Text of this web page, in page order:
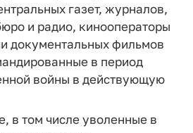
газет, журналов,
и радио, кинооператоры
документальных фильмов
в период
войны в действующую
в том числе уволенные в